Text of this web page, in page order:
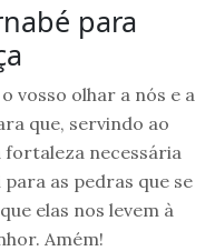
para
vosso olhar a nós e a
que, servindo ao
fortaleza necessária
as pedras que se
elas nos levem à
Amém!